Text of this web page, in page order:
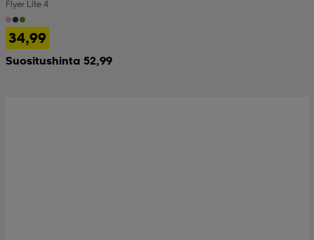
Flyer Lite 4
34,99
Suositushinta 52,99